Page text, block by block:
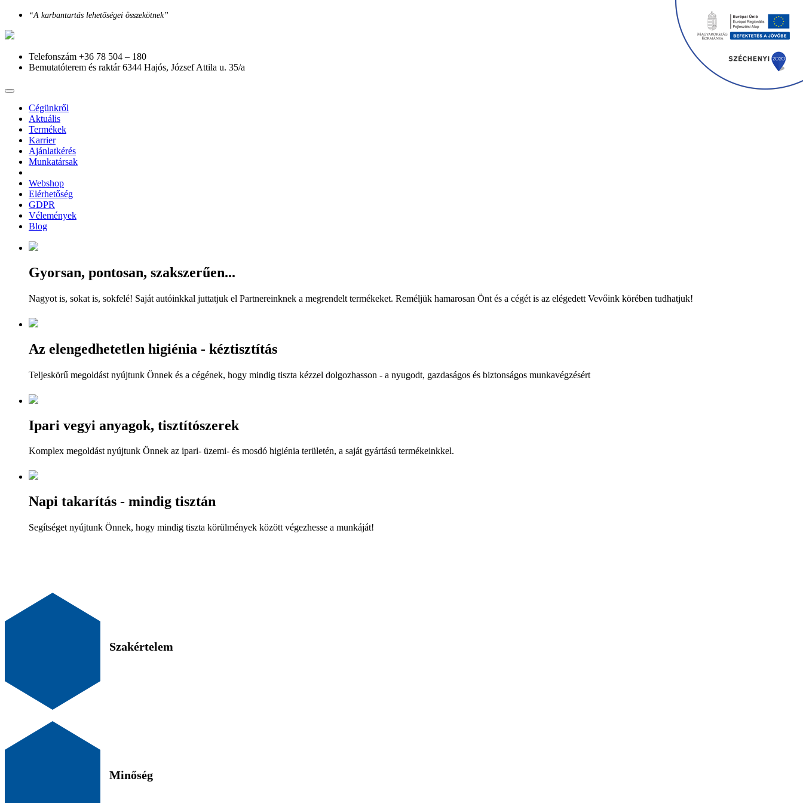
“A karbantartás lehetőségei összekötnek”
Telefonszám +36 78 504 – 180
Bemutatóterem és raktár6344 Hajós, József Attila u. 35/a
Cégünkről
Aktuális
Termékek
Karrier
Ajánlatkérés
Munkatársak
Webshop
Elérhetőség
GDPR
Vélemények
Blog
Gyorsan, pontosan, szakszerűen...
Nagyot is, sokat is, sokfelé! Saját autóinkkal juttatjuk el Partnereinknek a megrendelt termékeket. Reméljük hamarosan Önt és a cégét is az elégedett Vevőink körében tudhatjuk!
Az elengedhetetlen higiénia - kéztisztítás
Teljeskörű megoldást nyújtunk Önnek és a cégének, hogy mindig tiszta kézzel dolgozhasson - a nyugodt, gazdaságos és biztonságos munkavégzésért
Ipari vegyi anyagok, tisztítószerek
Komplex megoldást nyújtunk Önnek az ipari- üzemi- és mosdó higiénia területén, a saját gyártású termékeinkkel.
Napi takarítás - mindig tisztán
Segítséget nyújtunk Önnek, hogy mindig tiszta körülmények között végezhesse a munkáját!
Szakértelem
Minőség